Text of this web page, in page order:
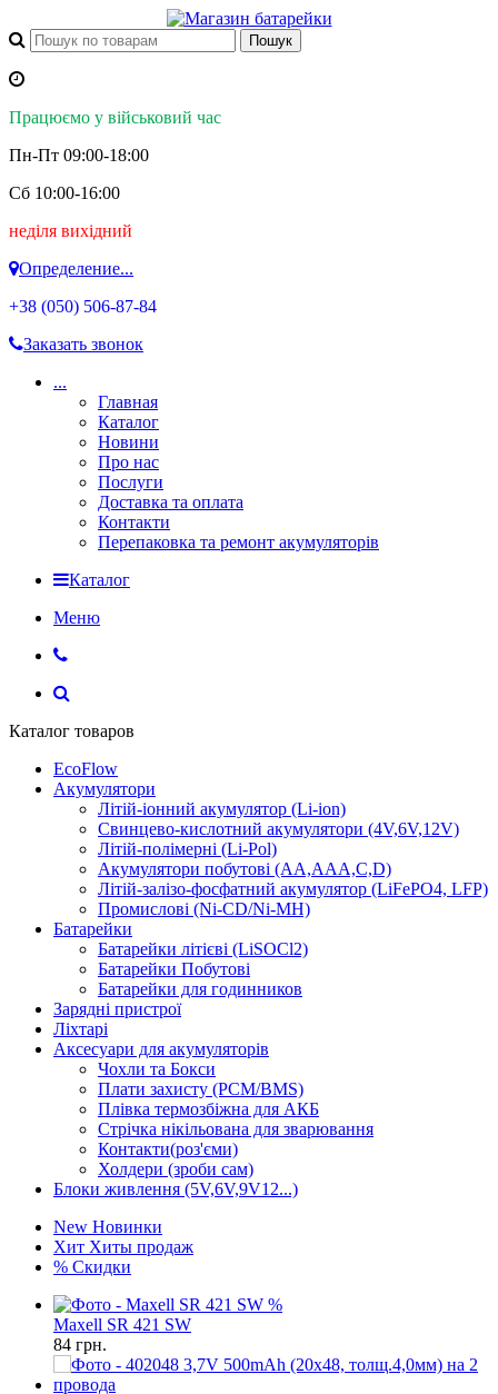
Працюємо у військовий час
Пн-Пт 09:00-18:00
Сб 10:00-16:00
неділя вихідний
Определение...
+38 (050) 506-87-84
Заказать звонок
...
Главная
Каталог
Новини
Про нас
Послуги
Доставка та оплата
Контакти
Перепаковка та ремонт акумуляторів
Каталог
Меню
Каталог товаров
EcoFlow
Акумулятори
Літій-іонний акумулятор (Li-ion)
Свинцево-кислотний акумулятори (4V,6V,12V)
Літій-полімерні (Li-Pol)
Акумулятори побутові (AA,AAA,C,D)
Літій-залізо-фосфатний акумулятор (LiFePO4, LFP)
Промислові (Ni-CD/Ni-MH)
Батарейки
Батарейки літієві (LiSOCl2)
Батарейки Побутові
Батарейки для годинников
Зарядні пристрої
Ліхтарі
Аксесуари для акумуляторів
Чохли та Бокси
Плати захисту (PCM/BMS)
Плівка термозбіжна для АКБ
Стрічка нікільована для зварювання
Контакти(роз'єми)
Холдери (зроби сам)
Блоки живлення (5V,6V,9V12...)
New Новинки
Хит Хиты продаж
% Скидки
%
Maxell SR 421 SW
84 грн.